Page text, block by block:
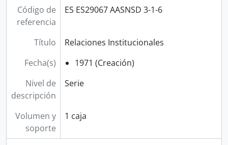
Código de
referencia
ES ES29067 AASNSD 3-1-6
Título
Relaciones Institucionales
Fecha(s)
1971 (Creación)
Nivel de
descripción
Serie
Volumen y
soporte
1 caja